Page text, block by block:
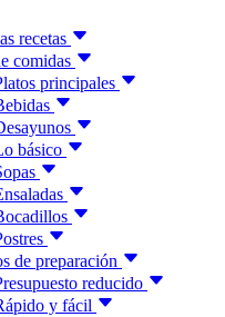
recetas
comidas
principales
básico
de preparación
reducido
y fácil